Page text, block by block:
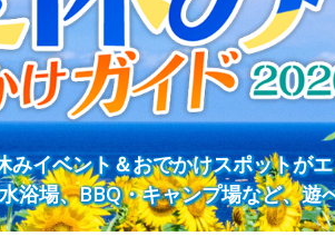
みイベント＆おでかけスポットが
浴場、BBQ・キャンプ場など、遊